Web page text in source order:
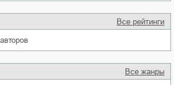
Все рейтинги
Все жанры